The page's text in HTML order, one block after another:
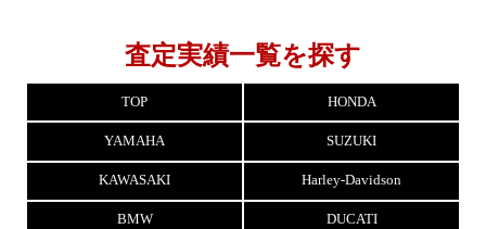
査定実績一覧を探す
TOP HONDA
YAMAHA SUZUKI
KAWASAKI Harley-Davidson
BMW DUCATI